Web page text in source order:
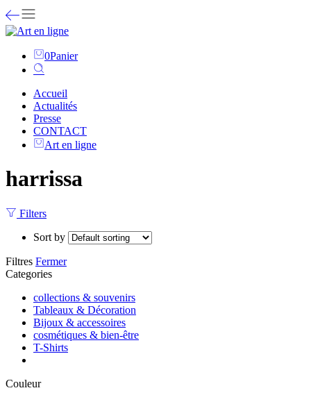
0Panier
Accueil
Actualités
Presse
CONTACT
Art en ligne
harrissa
Filters
Sort by
Filtres Fermer
Categories
collections & souvenirs
Tableaux & Décoration
Bijoux & accessoires
cosmétiques & bien-être
T-Shirts
Couleur